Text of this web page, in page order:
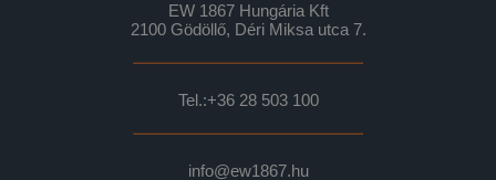
EW 1867 Hungária Kft
2100 Gödöllő, Déri Miksa utca 7.
Tel.:+36 28 503 100
info@ew1867.hu